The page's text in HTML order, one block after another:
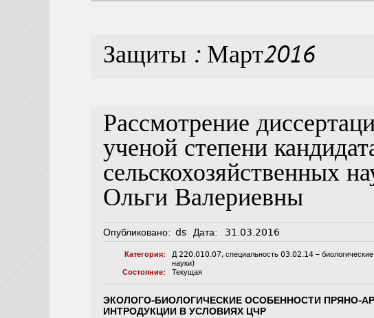
Защиты : Март2016
Рассмотрение
ученой степени
сельскохозяйственных
Ольги Валериевны
Опубликовано: ds Дата: 31.03.2016
Категория: Д 220.010.07,специальность 03.02.14 –
науки)
Состояние:
Текущая
ЭКОЛОГО-БИОЛОГИЧЕСКИЕ ОСОБЕННОСТИ ПРЯНО-
ИНТРОДУКЦИИ В УСЛОВИЯХ ЦЧР